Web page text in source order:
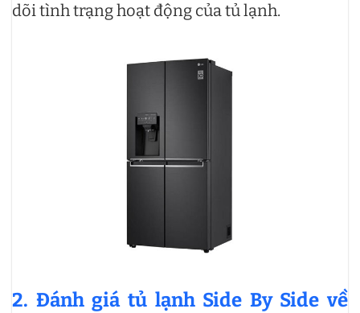
dõi tình trạng hoạt động của tủ lạnh.
2. Đánh giá tủ lạnh Side By Side về